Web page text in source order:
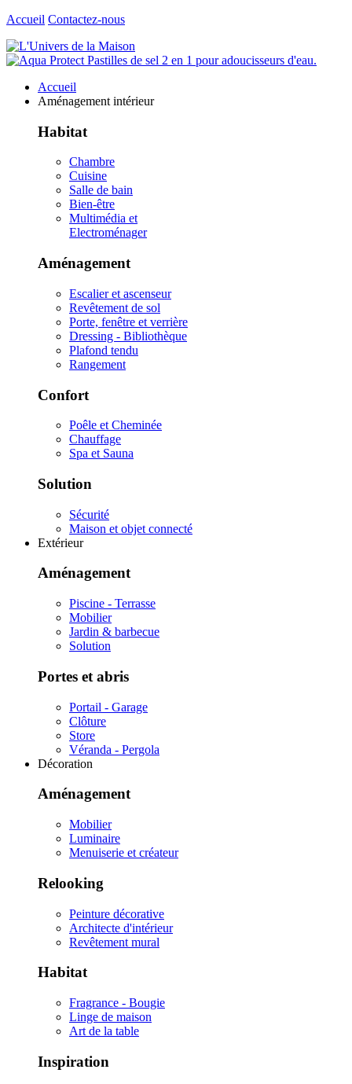
Accueil Contactez-nous
Accueil
Aménagement intérieur
Habitat
Chambre
Cuisine
Salle de bain
Bien-être
Multimédia et
Electroménager
Aménagement
Escalier et ascenseur
Revêtement de sol
Porte, fenêtre et verrière
Dressing - Bibliothèque
Plafond tendu
Rangement
Confort
Poêle et Cheminée
Chauffage
Spa et Sauna
Solution
Sécurité
Maison et objet connecté
Extérieur
Aménagement
Piscine - Terrasse
Mobilier
Jardin & barbecue
Solution
Portes et abris
Portail - Garage
Clôture
Store
Véranda - Pergola
Décoration
Aménagement
Mobilier
Luminaire
Menuiserie et créateur
Relooking
Peinture décorative
Architecte d'intérieur
Revêtement mural
Habitat
Fragrance - Bougie
Linge de maison
Art de la table
Inspiration